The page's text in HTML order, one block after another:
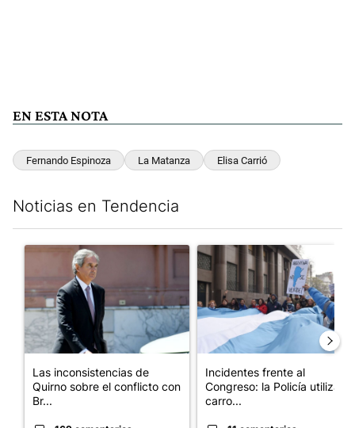
EN ESTA NOTA
Fernando Espinoza La Matanza Elisa Carrió
Noticias en Tendencia
Un artículo de tendencia con el título "Las inconsistencias de
Las inconsistencias de
Quirno sobre el conflicto con
Br...
Un artículo de tendencia con
Incidentes frente al
Congreso: la Policía utiliza
carro...